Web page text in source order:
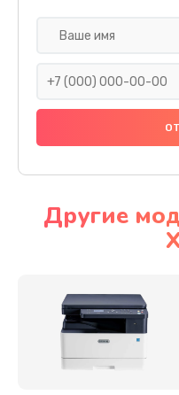
Другие